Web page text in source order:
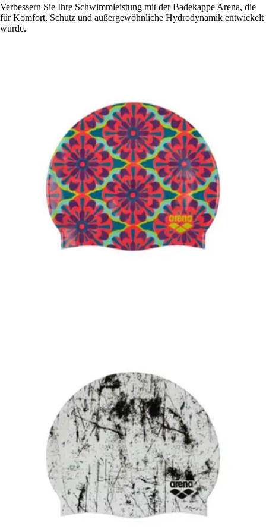
Verbessern Sie Ihre Schwimmleistung mit der Badekappe Arena, die
für Komfort, Schutz und außergewöhnliche Hydrodynamik entwickelt
wurde.